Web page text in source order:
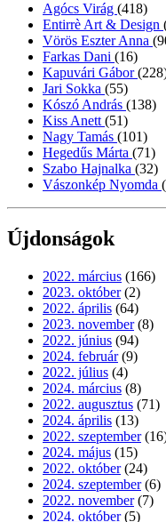
Agócs Virág (418)
Entirrè Art & Design
Vörös Eszter Anna
Farkas Dani (16)
Kapuvári Gábor
Jari Sokka (55)
Kószó András (138)
Kiss Anett (51)
Nagy Tamás (101)
Hegedűs Márta (71)
Szabo Hajnalka (32)
Vászonkép Nyomda
Újdonságok
2022. március (166)
2023. október (2)
2022. április (64)
2023. november (8)
2022. június (94)
2024. február (9)
2022. július (4)
2024. március (8)
2022. augusztus (71)
2024. április (13)
2022. szeptember
2024. május (15)
2022. október (24)
2024. szeptember (6)
2022. november (7)
2024. október (5)